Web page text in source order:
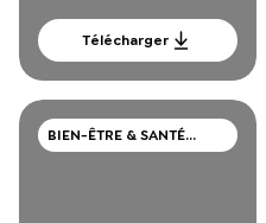
Télécharger
BIEN-ÊTRE & SANTÉ
MENTALE